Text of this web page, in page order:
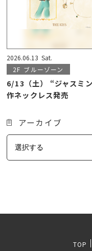
2026.06.13 Sat.
2F ブルーゾーン
6/13（土） “ジャスミ
作ネックレス発売
アーカイブ
TOP